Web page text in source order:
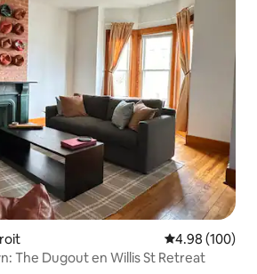
Calificación
4.98 (100)
The Dugout en Willis St Retreat